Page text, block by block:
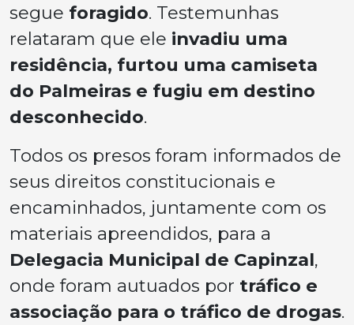
segue foragido. Testemunhas
relataram que ele invadiu uma
residência, furtou uma camiseta
do Palmeiras e fugiu em destino
desconhecido.
Todos os presos foram informados de
seus direitos constitucionais e
encaminhados, juntamente com os
materiais apreendidos, para a
Delegacia Municipal de Capinzal,
onde foram autuados por tráfico e
associação para o tráfico de drogas.